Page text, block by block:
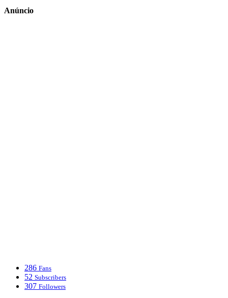
Anúncio
286 Fans
52 Subscribers
307 Followers